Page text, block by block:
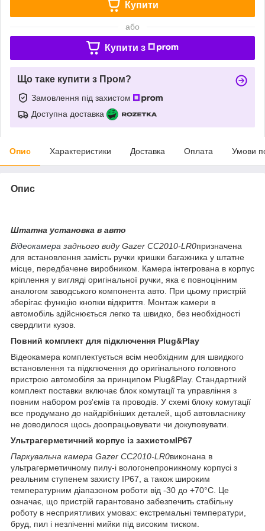
Купити
або
Купити з
Що таке купити з Пром?
Замовлення під захистом
Доступна доставка
Опис Характеристики Доставка Оплата Умови
Опис
Штатна установка в авто
Відеокамера заднього виду Gazer СС2010-LR0призначена
для встановлення замість ручки кришки багажника у штатне
місце, передбачене виробником. Камера інтегрована в корпус
кріплення у вигляді оригінальної ручки, яка є повноцінним
аналогом заводського компонента авто. При цьому пристрій
зберігає функцію кнопки відкриття. Монтаж камери в
автомобіль здійснюється легко та швидко, без необхідності
свердлити кузов.
Повний комплект для підключення Plug&Play
Відеокамера комплектується всім необхідним для швидкого
встановлення та підключення до оригінального головного
пристрою автомобіля за принципом Plug&Play. Стандартний
комплект поставки включає блок комутації та управління з
повним набором роз'ємів та проводів. У схемі блоку комутації
все продумано до найдрібніших деталей, щоб автовласнику
не доводилося щось доопрацьовувати чи докуповувати.
Ультрагерметичний корпус із захистомIP67
Паркувальна камера Gazer СС2010-LR0виконана в
ультрагерметичному пилу-і вологонепроникному корпусі з
реальним ступенем захисту IP67, а також широким
температурним діапазоном роботи від -30 до +70°С. Це
означає, що пристрій гарантовано забезпечить стабільну
роботу в несприятливих умовах: екстремальні температури,
бруд, пил і незліченні мийки під високим тиском.